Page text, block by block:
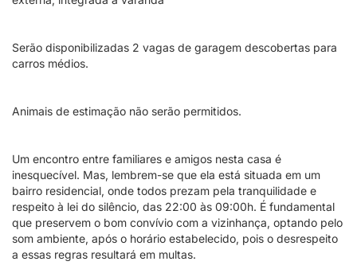
Serão disponibilizadas 2 vagas de garagem descobertas para
carros médios.
Animais de estimação não serão permitidos.
Um encontro entre familiares e amigos nesta casa é
inesquecível. Mas, lembrem-se que ela está situada em um
bairro residencial, onde todos prezam pela tranquilidade e
respeito à lei do silêncio, das 22:00 às 09:00h. É fundamental
que preservem o bom convívio com a vizinhança, optando pelo
som ambiente, após o horário estabelecido, pois o desrespeito
a essas regras resultará em multas.